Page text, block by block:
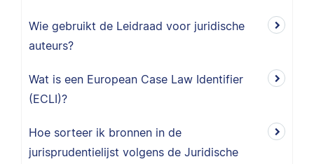
Wie gebruikt de Leidraad voor juridische
auteurs?
Wat is een European Case Law Identifier
(ECLI)?
Hoe sorteer ik bronnen in de
jurisprudentielijst volgens de Juridische